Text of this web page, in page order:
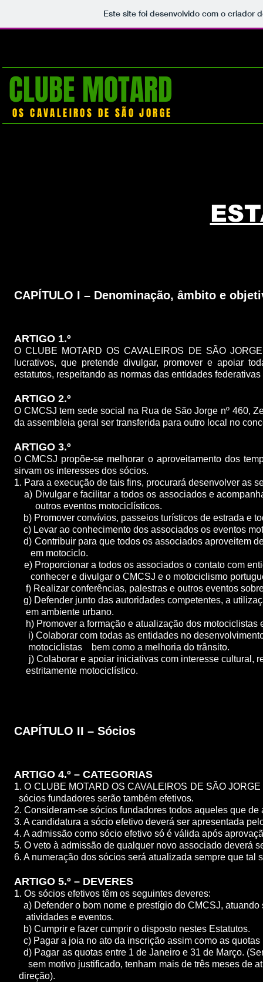
Este site foi desenvolvido com o criador
CLUBE MOTARD
OS CAVALEIROS DE SÃO JORGE
CAPÍTULO I – Denominação, âmbito e
ARTIGO 1.º
O CLUBE MOTARD OS CAVALEIROS DE SÃO
lucrativos, que pretende divulgar, promover e apoiar
estatutos, respeitando as normas das entidades
ARTIGO 2.º
O CMCSJ tem sede social na Rua de São Jorge nº 460,
da assembleia geral ser transferida para outro local no
ARTIGO 3.º
O CMCSJ propõe-se melhorar o aproveitamento dos
sirvam os interesses dos sócios.
1. Para a execução de tais fins, procurará desenvolver as
a) Divulgar e facilitar a todos os associados e
outros eventos motociclísticos.
b) Promover convívios, passeios turísticos de estrada e
c) Levar ao conhecimento dos associados os eventos
d) Contribuir para que todos os associados aproveitem
em motociclo.
e) Proporcionar a todos os associados o contato com
conhecer e divulgar o CMCSJ e o motociclismo
f) Realizar conferências, palestras e outros eventos
g) Defender junto das autoridades competentes, a
em ambiente urbano.
h) Promover a formação e atualização dos motociclistas
i) Colaborar com todas as entidades no
motociclistas bem como a melhoria do trânsito.
j) Colaborar e apoiar iniciativas com interesse
estritamente motociclístico.
CAPÍTULO II – Sócios
ARTIGO 4.º – CATEGORIAS
1. O CLUBE MOTARD OS CAVALEIROS DE SÃO
sócios fundadores serão também efetivos.
2. Consideram-se sócios fundadores todos aqueles que
3. A candidatura a sócio efetivo deverá ser apresentada
4. A admissão como sócio efetivo só é válida após
5. O veto à admissão de qualquer novo associado deverá
6. A numeração dos sócios será atualizada sempre que tal
ARTIGO 5.º – DEVERES
1. Os sócios efetivos têm os seguintes deveres:
a) Defender o bom nome e prestígio do CMCSJ,
atividades e eventos.
b) Cumprir e fazer cumprir o disposto nestes Estatutos.
c) Pagar a joia no ato da inscrição assim como as quotas
d) Pagar as quotas entre 1 de Janeiro e 31 de Março.
sem motivo justificado, tenham mais de três meses
direção).